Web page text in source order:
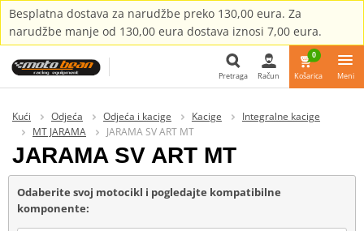
Besplatna dostava za narudžbe preko 130,00 eura. Za
narudžbe manje od 130,00 eura dostava iznosi 7,00 eura.
Pretraga
Pretraga Račun
0
Košarica Meni
Kući Odjeća Odjeća i kacige Kacige
Integralne kacige
MT JARAMA
JARAMA SV ART MT
JARAMA SV ART MT
Odaberite svoj motocikl i pogledajte kompatibilne
komponente: